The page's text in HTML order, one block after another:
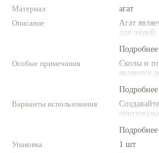
Натуральные камни
Материал
агат
Описание
Агат
для людей,
защищает
людей и
Подробнее
Особые примечания
Сколы и
являются
товара
Подробнее
Варианты использования
размеры.
Подробнее
Упаковка
1 шт